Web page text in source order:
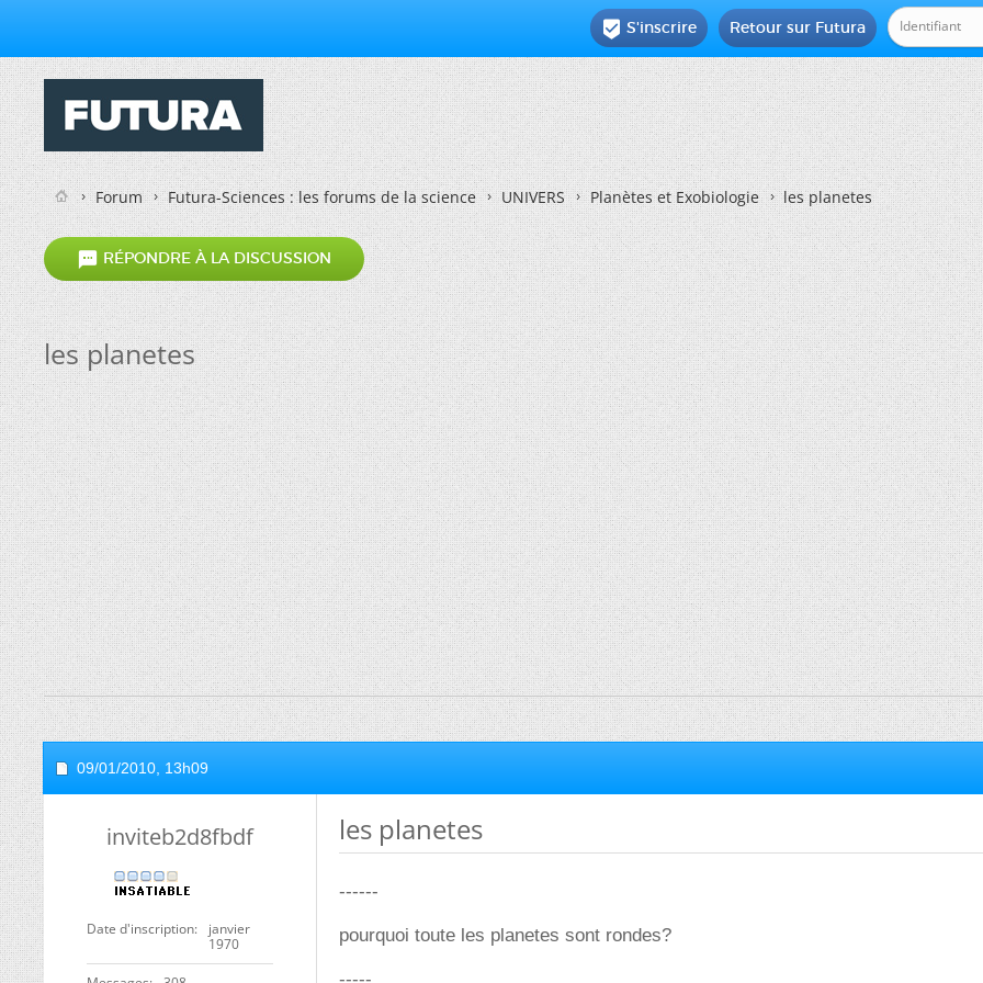
Retour sur Futura
 S'inscrire
Forum Futura-Sciences : les forums de la science UNIVERS Planètes et Exobiologie les planetes
 RÉPONDRE À LA DISCUSSION
les planetes
09/01/2010, 13h09
inviteb2d8fbdf
Date d'inscription
janvier
1970
les planetes
------
pourquoi toute les planetes sont rondes?